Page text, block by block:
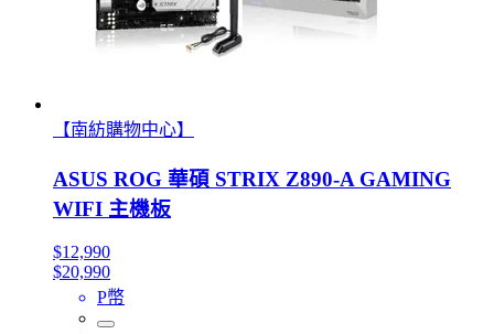
【南紡購物中心】
ASUS ROG 華碩 STRIX Z890-A GAMING
WIFI 主機板
$12,990
$20,990
P幣